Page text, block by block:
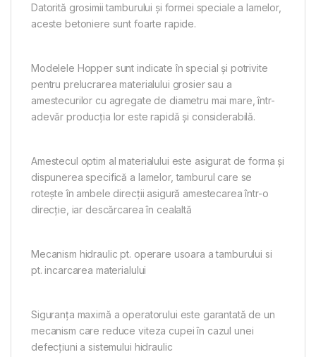
Datorită grosimii tamburului și formei speciale a lamelor,
aceste betoniere sunt foarte rapide.
Modelele Hopper sunt indicate în special și potrivite
pentru prelucrarea materialului grosier sau a
amestecurilor cu agregate de diametru mai mare, într-
adevăr producția lor este rapidă și considerabilă.
Amestecul optim al materialului este asigurat de forma și
dispunerea specifică a lamelor, tamburul care se
rotește în ambele direcții asigură amestecarea într-o
direcție, iar descărcarea în cealaltă
Mecanism hidraulic pt. operare usoara a tamburului si
pt. incarcarea materialului
Siguranța maximă a operatorului este garantată de un
mecanism care reduce viteza cupei în cazul unei
defecțiuni a sistemului hidraulic